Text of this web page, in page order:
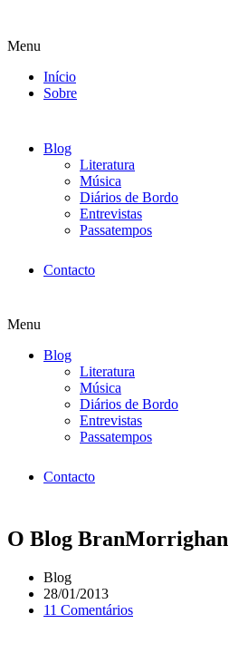
Menu
Início
Sobre
Blog
Literatura
Música
Diários de Bordo
Entrevistas
Passatempos
Contacto
Menu
Blog
Literatura
Música
Diários de Bordo
Entrevistas
Passatempos
Contacto
O Blog BranMorrighan
Blog
28/01/2013
11 Comentários